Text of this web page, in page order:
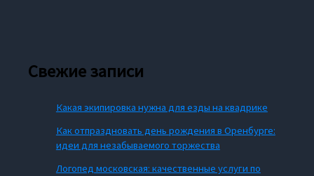
Свежие записи
Какая экипировка нужна для езды на квадрике
Как отпраздновать день рождения в Оренбурге:
идеи для незабываемого торжества
Логопед московская: качественные услуги по